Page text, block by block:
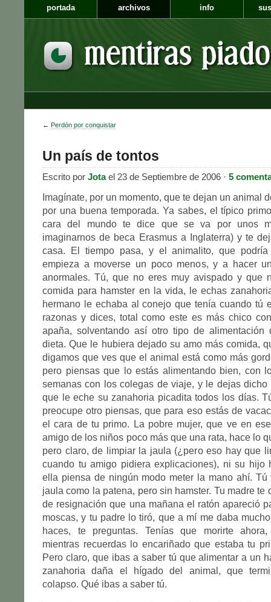
portada archivos info
← Perdón por conquistar
Un país de tontos
Escrito por Jotael 23 de Septiembre de 2006 · 5
Imagínate, por un momento, que te dejan un animal
por una buena temporada. Ya sabes, el típico
cara del mundo te dice que se va por unos
imaginarnos de beca Erasmus a Inglaterra) y te
casa. El tiempo pasa, y el animalito, que podría
empieza a moverse un poco menos, y a hacer
anormales. Tú, que no eres muy avispado y que
comida para hamster en la vida, le echas
hermano le echaba al conejo que tenía cuando tú
razonas y dices, total como este es más chico
apaña, solventando así otro tipo de alimentación
dieta. Que le hubiera dejado su amo más comida,
digamos que ves que el animal está como más
pero piensas que lo estás alimentando bien, con
semanas con los colegas de viaje, y le dejas dicho
que le eche su zanahoria picadita todos los días.
preocupe otro piensas, que para eso estás de
el cara de tu primo. La pobre mujer, que ve en
amigo de los niños poco más que una rata, hace lo
pero claro, de limpiar la jaula (¿pero eso hay que
cuando tu amigo pidiera explicaciones), ni su hijo
ella piensa de ningún modo meter la mano ahí.
jaula como la patena, pero sin hamster. Tu madre te
de resignación que una mañana el ratón apareció
moscas, y tu padre lo tiró, que a mí me daba mucho
haces, te preguntas. Tenías que morirte ahora,
mientras recuerdas lo encariñado que estaba tu
Pero claro, que ibas a saber tú que alimentar a un
zanahoria daña el hígado del animal, que
colapso. Qué ibas a saber tú.